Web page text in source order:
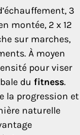
3
montée, 2 x 12
sur marches,
À moyen
pour viser
du fitness.
la progression et
naturelle